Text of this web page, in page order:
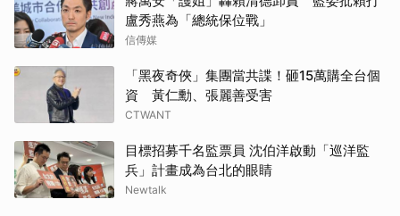
盧秀燕為「總統保位戰」
信傳媒
「黑夜奇俠」集團當共諜！砸15萬購全台個
資 黃仁勳、張麗善受害
CTWANT
目標招募千名監票員 沈伯洋啟動「巡洋監
兵」計畫成為台北的眼睛
Newtalk